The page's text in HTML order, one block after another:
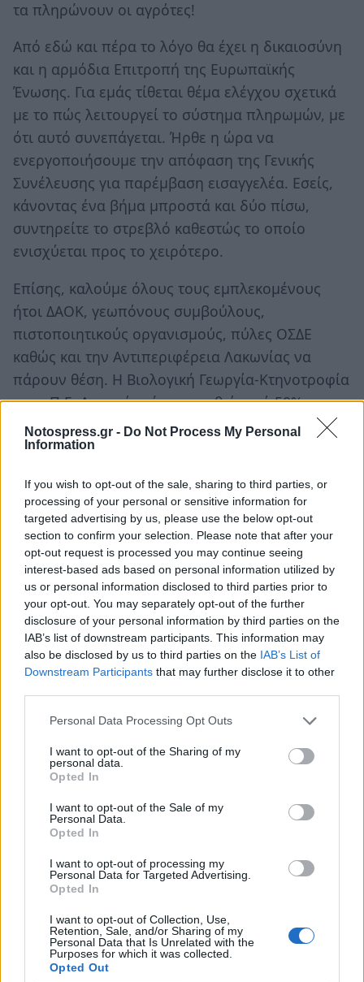
Notospress.gr - Do Not Process My Personal
Information
If you wish to opt-out of the sale, sharing to third parties, or
processing of your personal or sensitive information for
targeted advertising by us, please use the below opt-out
section to confirm your selection. Please note that after your
opt-out request is processed you may continue seeing
interest-based ads based on personal information utilized by
us or personal information disclosed to third parties prior to
your opt-out. You may separately opt-out of the further
disclosure of your personal information by third parties on the
IAB’s list of downstream participants. This information may
also be disclosed by us to third parties on the IAB’s List of
Downstream Participants that may further disclose it to other
Personal Data Processing Opt Outs
I want to opt-out of the Sharing of my
personal data.
Opted In
I want to opt-out of the Sale of my
Personal Data.
Opted In
I want to opt-out of processing my
Personal Data for Targeted Advertising.
Opted In
I want to opt-out of Collection, Use,
Retention, Sale, and/or Sharing of my
Personal Data that Is Unrelated with the
Purposes for which it was collected.
Opted Out
τα πληρώνουν οι αγρότες!
Από εδώ και πέρα το λόγο θα έχει η δικαιοσύνη
και η αρμόδια Επιτροπή της Ευρωπαϊκής
Ένωσης. Για εμάς τίθεται θέμα ελέγχου σχετικά
με το πώς λειτουργεί το σύστημα πληρωμών, με
ότι αυτό συνεπάγεται. Ήρθε η ώρα να
ενεργοποιήσουμε την απόφαση της Γενικής
Συνέλευσης για παρέμβαση εισαγγελέα. Εσείς,
κάνοντας ένα βήμα μπροστά και δύο πίσω,
συντηρείτε το στρεβλό καθεστώς το οποίο
ενισχύεται προς το χειρότερο.
Επίσης, καλούμε όλους τους εμπλεκομένους
ήτοι ΔΑΟΚ, γεωπόνους συμβούλους,
πιστοποιητικούς οργανισμούς, πύλες ΟΣΔΕ
καθώς και την Αντιπεριφέρεια Λακωνίας να
πάρουν θέση. Η Βιολογική Γεωργία-Κτηνοτροφία
στην Π.Ε. Λακωνίας έχει μειωθεί κατά 50% τα
τελευταία χρόνια.
ηγεσία (κ. Πρωθυπουργό, κ. Υπουργούς, κ. Γ.
Γραμματείς και κ. Βουλευτές) να αποφασίσουν
τελικά τι θέλουν! Περιμένουμε για ακόμη μία
φορά απάντηση!!! Η παρατεταμένη σιωπή σας
και η έλλειψη πολιτική βούλησης για την
αποκατάσταση των λαθών και των αδικιών,
έχουν οδηγήσει στο σημερινό κατάντημα.
Υποχρεούστε να πράξετε άμεσα τα αυτονόητα!
Καλούμε τους συναδέλφους ανά την επικράτεια
Σπάρτη, Πέμπτη 29 Δεκεμβρίου 2016
Καραμπάσης Δημήτρης
Βιοκαλλιεργητών Π.Ε. Λακωνίας
[Η αγροτική στήλη του notospress.gr
υποστηρίζεται από τηνΙΩΑΝΝΗΣ ΚΑΡΑΒΑΣΟΣ
και ΣΙΑ ΕΕ ε.ο. Σπάρτη – Γυθείου 153]